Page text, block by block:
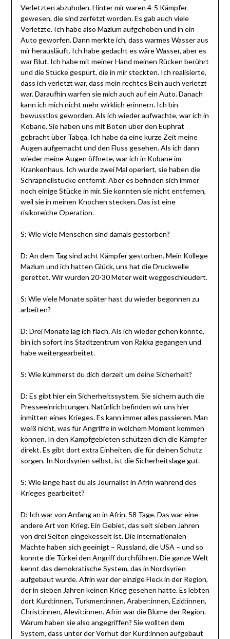
Verletzten abzuholen. Hinter mir waren 4-5 Kämpfer
gewesen, die sind zerfetzt worden. Es gab auch viele
Verletzte. Ich habe also Mazlum aufgehoben und in ein
Auto geworfen. Dann merkte ich, dass warmes Wasser aus
mir herausläuft. Ich habe gedacht es wäre Wasser, aber es
war Blut. Ich habe mit meiner Hand meinen Rücken berührt
und die Stücke gespürt, die in mir steckten. Ich realisierte,
dass ich verletzt war, dass mein rechtes Bein auch verletzt
war. Daraufhin warfen sie mich auch auf ein Auto. Danach
kann ich mich nicht mehr wirklich erinnern. Ich bin
bewusstlos geworden. Als ich wieder aufwachte, war ich in
Kobane. Sie haben uns mit Boten über den Euphrat
gebracht über Tabqa. Ich habe da eine kurze Zeit meine
Augen aufgemacht und den Fluss gesehen. Als ich dann
wieder meine Augen öffnete, war ich in Kobane im
Krankenhaus. Ich wurde zwei Mal operiert, sie haben die
Schrapnellstücke entfernt. Aber es befinden sich immer
noch einige Stücke in mir. Sie konnten sie nicht entfernen,
weil sie in meinen Knochen stecken. Das ist eine
risikoreiche Operation.
S: Wie viele Menschen sind damals gestorben?
D: An dem Tag sind acht Kämpfer gestorben. Mein Kollege
Mazlum und ich hatten Glück, uns hat die Druckwelle
gerettet. Wir wurden 20-30 Meter weit weggeschleudert.
S: Wie viele Monate später hast du wieder begonnen zu
arbeiten?
D: Drei Monate lag ich flach. Als ich wieder gehen konnte,
bin ich sofort ins Stadtzentrum von Rakka gegangen und
habe weitergearbeitet.
S: Wie kümmerst du dich derzeit um deine Sicherheit?
D: Es gibt hier ein Sicherheitssystem. Sie sichern auch die
Presseeinrichtungen. Natürlich befinden wir uns hier
inmitten eines Krieges. Es kann immer alles passieren. Man
weiß nicht, was für Angriffe in welchem Moment kommen
können. In den Kampfgebieten schützen dich die Kämpfer
direkt. Es gibt dort extra Einheiten, die für deinen Schutz
sorgen. In Nordsyrien selbst, ist die Sicherheitslage gut.
S: Wie lange hast du als Journalist in Afrin während des
Krieges gearbeitet?
D: Ich war von Anfang an in Afrin. 58 Tage. Das war eine
andere Art von Krieg. Ein Gebiet, das seit sieben Jahren
von drei Seiten eingekesselt ist. Die internationalen
Mächte haben sich geeinigt – Russland, die USA – und so
konnte die Türkei den Angriff durchführen. Die ganze Welt
kennt das demokratische System, das in Nordsyrien
aufgebaut wurde. Afrin war der einzige Fleck in der Region,
der in sieben Jahren keinen Krieg gesehen hatte. Es lebten
dort Kurd:innen, Turkmen:innen, Araber:innen, Ezid:innen,
Christ:innen, Alevit:innen. Afrin war die Blume der Region.
Warum haben sie also angegriffen? Sie wollten dem
System, dass unter der Vorhut der Kurd:innen aufgebaut